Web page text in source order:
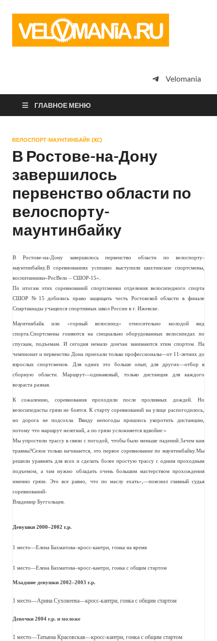
просто
Velomania
ГЛАВНОЕ МЕНЮ
ВЕЛОСПОРТ-МАУНТИНБАЙК (XC)
В Ростове-на-Дону
завершилось
первенство области по
велоспорту-
маунтинбайку
В Ростове-на-Дону завершилось первенство области по велоспорту-
маунтинбайку.В соревнованиях успешно выступили шахтинские спортсмены,
воспитанники«РосВело – СШОР-15».
По итогам этих соревнований спортсменки отделения велосипедного спорта
СШОР №15 добились право защищать честь Ростовской области в финале
Спартакиады учащихся спортивных школ России в г. Ижевске.
Маунтинбайк или «горный велосипед» относительно молодой вид
спорта.Спортсмены гоняются на специально оборудованных велосипедах по
спускам, подъемам. И сегодня немало дончан занимаются этим спортом. На
чемпионат и первенство Дона приехали только профессионалы—от 11-летних до
взрослых спортсменов. Для одних это больше опыт, для других—отбор в
сборную области. Маршрут—одинаковый, только дистанция для каждого
возраста разная.
К сожалению, соревнования проходили после проливных дождей. Но
велосипедисты грязи не боятся. К старту соревнований на улице распогодилось,
но дорога не подсохла. Ввиду непогоды пришлось укоротить дистанцию,
потому что маршрут нелегкий, а по грязи усложняется вдвойне:»
Мы упростили трассу в связи с погодой, чтобы было меньше падений.Зачем нам
травмы?Сезон только начинается, это первое соревнование по маунтинбайку.Мы
решили уравнять для всех и сделать более простую трассу с одним проходным
подъемом, а там нужно обладать очень большим мастерством прохождения
именно грязи. Это все равно, что по маслу ехать»,—пояснил главный судья
соревнований-
Владимир Буггольцев.
Девушки 2000–2002 г.р.
1 место—Елена Бахматова–кросс-кантри, гонка на время
1 место—Елена Бахматова–кросс-кантри, гонка с общим стартом
Младшие девушки 2002–2003 г.р.
1 место—Арина Суховеева—кросс-кантри, гонка с общим стартом
Девочки 2004 г.р. и моложе
1 место—Татьяна Красовская—кросс-кантри, гонка с общим стартом